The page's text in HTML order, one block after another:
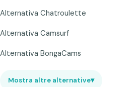
Alternativa Chatroulette
Alternativa Camsurf
Alternativa BongaCams
Mostra altre alternative▾